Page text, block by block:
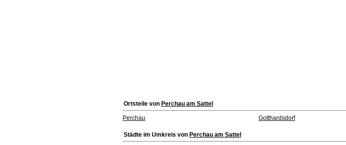
Ortsteile von Perchau am Sattel
Perchau Gotthardsdorf
Städte im Umkreis von Perchau am Sattel